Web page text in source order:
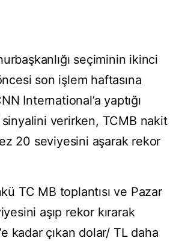
seçiminin ikinci
son işlem haftasına
International’a yaptığı
verirken, TCMB nakit
20 seviyesini aşarak rekor
TC MB toplantısı ve Pazar
aşıp rekor kırarak
kadar çıkan dolar/ TL daha